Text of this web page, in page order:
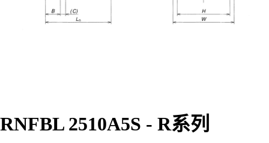
RNFBL 2510A5S - R系列